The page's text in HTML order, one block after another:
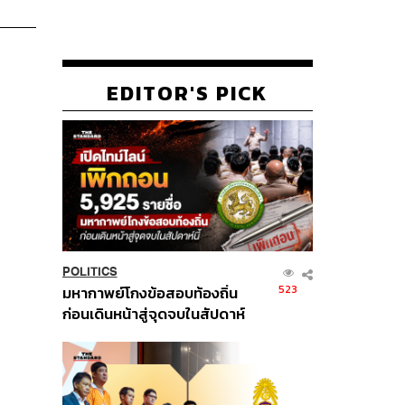
EDITOR'S PICK
POLITICS
มหากาพย์โกงข้อสอบท้องถิ่น
ก่อนเดินหน้าสู่จุดจบในสัปดาห์
523